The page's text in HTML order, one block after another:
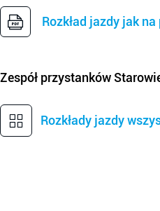
Rozkład jazdy jak
Zespół przystanków
Rozkłady jazdy